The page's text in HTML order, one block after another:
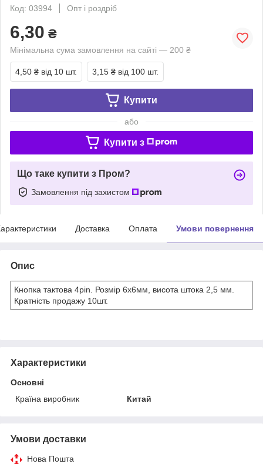
Код: 03994
Опт і роздріб
6,30 ₴
Мінімальна сума замовлення на сайті — 200 ₴
4,50 ₴ від 10 шт. 3,15 ₴ від 100 шт.
Купити
або
Купити з
Що таке купити з Пром?
Замовлення під захистом
Доставка Оплата Умови повернення
Опис
Кнопка тактова 4pin. Розмір 6х6мм, висота штока 2,5 мм.
Кратність продажу 10шт.
Характеристики
Основні
Країна виробник
Китай
Умови доставки
Нова Пошта